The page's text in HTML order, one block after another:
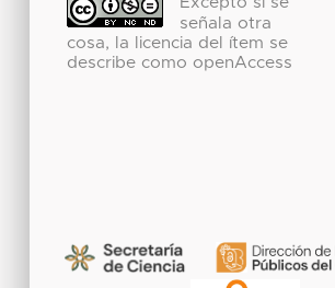
Excepto si se
señala otra
cosa, la licencia del ítem se
describe como openAccess